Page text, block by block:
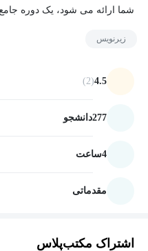
شما ارائه می شود، یک دوره
زیرنویس
4.5
(2)
277دانشجو
4ساعت
مقدماتی
اشتراک مکتب‌پلاس